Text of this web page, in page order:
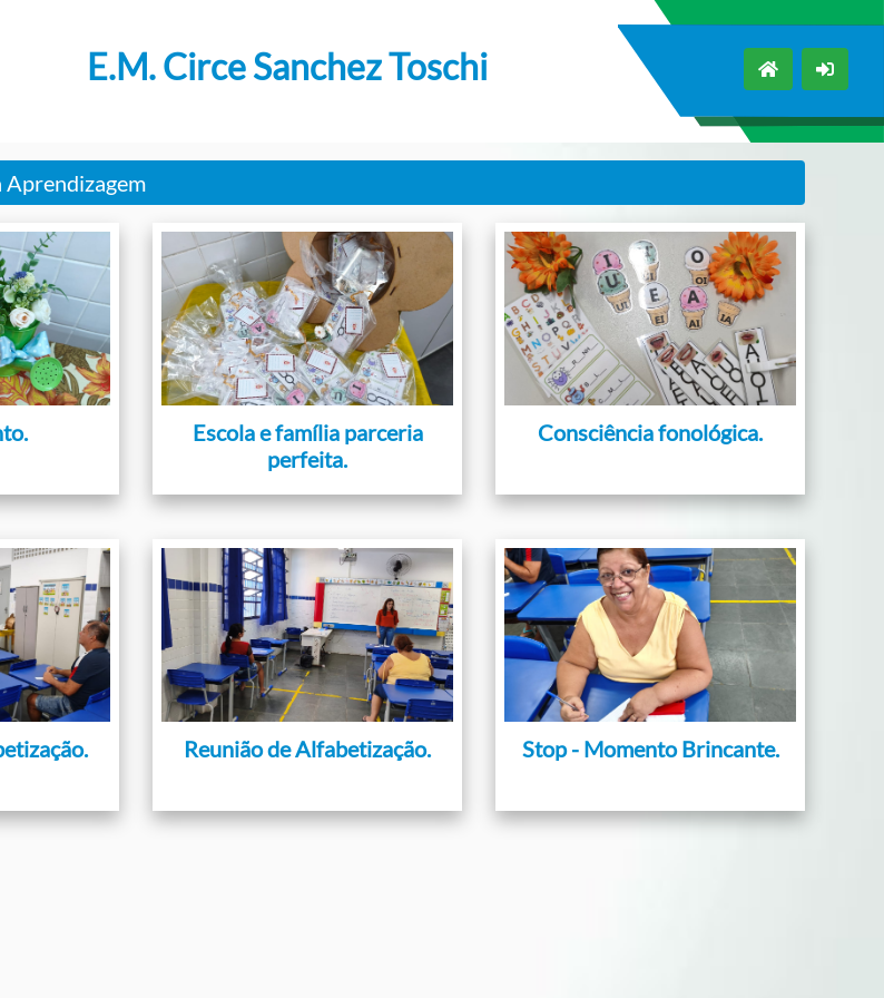
E.M. Circe Sanchez Toschi
Aprendizagem
Escola e família parceria
perfeita.
Consciência fonológica.
Reunião de Alfabetização. Stop - Momento Brincante.